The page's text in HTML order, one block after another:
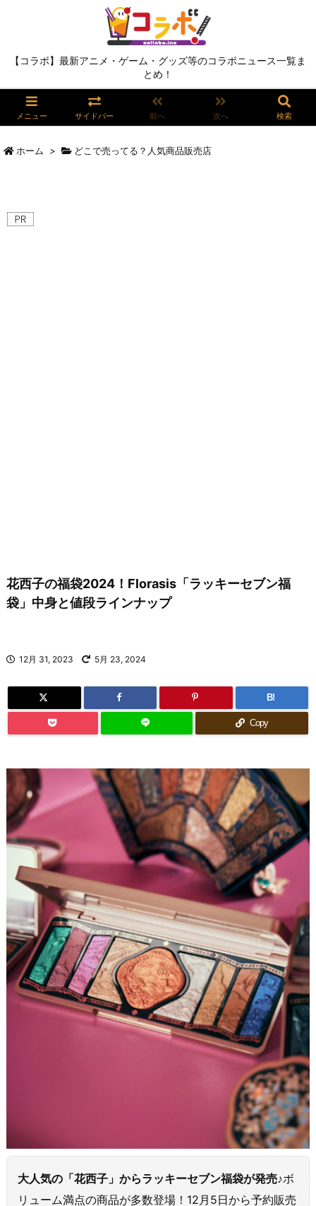
【コラボ】最新アニメ・ゲーム・グッズ等のコラボニュース一覧ま
とめ！
メニュー サイドバー 前へ 次へ 検索
ホーム > どこで売ってる？人気商品販売店
花西子の福袋2024！Florasis「ラッキーセブン福
袋」中身と値段ラインナップ
12月 31, 2023 5月 23, 2024
B!
Copy
大人気の「花西子」からラッキーセブン福袋が発売♪ボ
リューム満点の商品が多数登場！12月5日から予約販売